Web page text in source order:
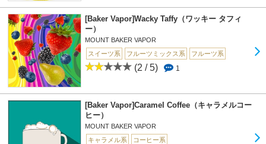
[Baker Vapor]Wacky Taffy（ワッキー タフィ
ー）
MOUNT BAKER VAPOR
スイーツ系
フルーツミックス系 フルーツ系
(2 / 5) 1
[Baker Vapor]Caramel Coffee（キャラメルコー
ヒー）
MOUNT BAKER VAPOR
キャラメル系
コーヒー系